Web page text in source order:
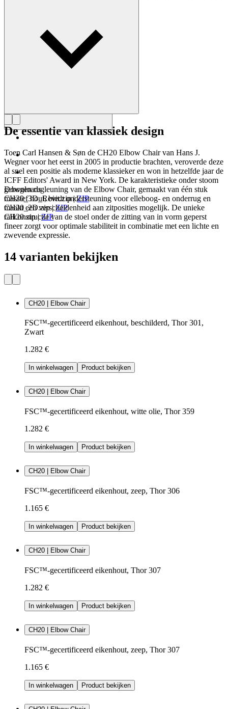
Downloads
CH20_3D_Revit.zip|ZIP
CH20_2D.zip|ZIP
CH20.zip|ZIP
De essentie van klassiek design
Toen Carl Hansen & Søn de CH20 Elbow Chair van Hans J.
Wegner voor het eerst in 2005 in productie brachten, veroverde deze
al snel een positie als moderne klassieker en won in hetzelfde jaar de
ICFF Editors' Award in New York. De karakteristieke onder stoom
gebogen rugleuning van de Elbow Chair, gemaakt van één stuk
massief hout, biedt ondersteuning voor elleboog- en onderrug en
maakt een verscheidenheid aan zitposities mogelijk. De unieke
railconstructie van de stoel onder de zitting van in vorm geperst
fineer zorgt voor optimale stabiliteit in combinatie met een lichte en
zwevende expressie.
14 varianten bekijken
CH20 | Elbow Chair
FSC™-gecertificeerd eikenhout, beschilderd, Thor 301,
Zwart
1.282 €
In winkelwagen Product bekijken
CH20 | Elbow Chair
FSC™-gecertificeerd eikenhout, witte olie, Thor 359
1.282 €
In winkelwagen Product bekijken
CH20 | Elbow Chair
FSC™-gecertificeerd eikenhout, zeep, Thor 306
1.165 €
In winkelwagen Product bekijken
CH20 | Elbow Chair
FSC™-gecertificeerd eikenhout, Thor 307
1.282 €
In winkelwagen Product bekijken
CH20 | Elbow Chair
FSC™-gecertificeerd eikenhout, zeep, Thor 307
1.165 €
In winkelwagen Product bekijken